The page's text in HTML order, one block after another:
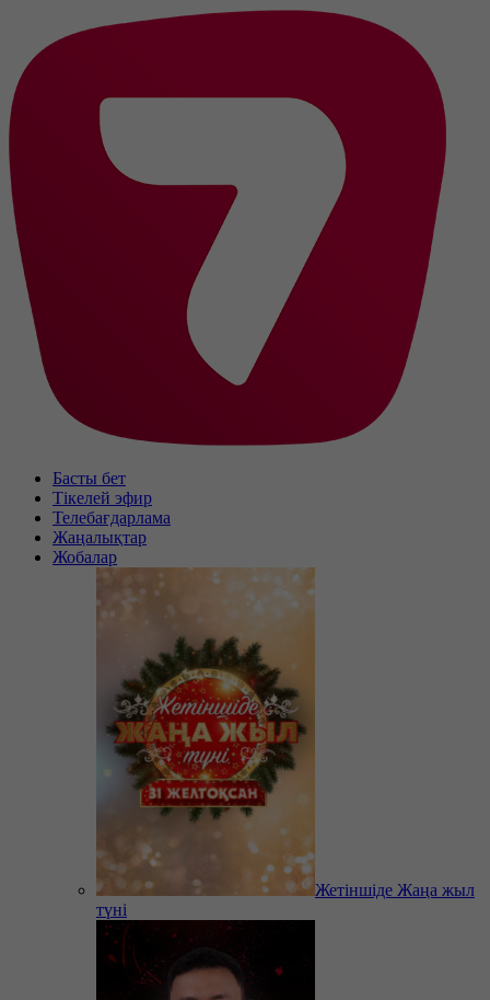
Басты бет
Тікелей эфир
Телебағдарлама
Жаңалықтар
Жобалар
Жетіншіде Жаңа жыл
түні